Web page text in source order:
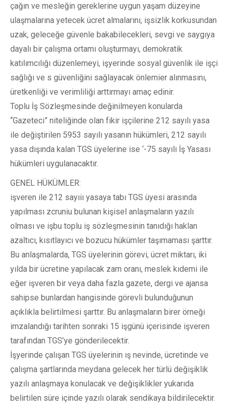
çağın ve mesleğin gereklerine uygun yaşam düzeyine
ulaşmalarına yetecek ücret almalarını, işsizlik korkusundan
uzak, geleceğe güvenle bakabilecekleri, sevgi ve saygıya
dayalı bir çalışma ortamı oluşturmayı, demokratik
katılımcılığı düzenlemeyi, işyerinde sosyal güvenlik ile işçi
sağlığı ve s güvenliğini sağlayacak önlemier alınmasını,
üretkenliği ve verimliliği arttırmayı amaç edinir.
Toplu İş Sözleşmesinde değinilmeyen konularda
‘‘Gazeteci” niteliğinde olan fikir işçilerine 212 sayılı yasa
ile değiştirilen 5953 sayılı yasanın hükümleri, 212 sayılı
yasa dışında kalan TGS üyelerine ise ‘-75 sayılı İş Yasası
hükümleri uygulanacaktır.
GENEL HÜKÜMLER:
işveren ile 212 sayıiı yasaya tabı TGS üyesi arasında
yapılması zcruniu bulunan kişisel anlaşmaların yazılı
olması ve işbu toplu iş sözleşmesinin tanıdığı haklan
azaltıcı, kısıtlayıcı ve bozucu hükümler taşımaması şarttır.
Bu anlaşmalarda, TGS üyelerinin görevi, ücret miktarı, iki
yılda bir ücretine yapılacak zam oranı, meslek kıdemi ile
eğer işveren bir veya daha fazla gazete, dergi ve ajansa
sahipse bunlardan hangisinde görevli bulunduğunun
açıklıkla belirtilmesi şarttır. Bu anlaşmaların birer örneği
imzalandığı tarihten sonraki 15 işgünü içerisinde işveren
tarafından TGS’ye gönderilecektir.
İşyerinde çalışan TGS üyelerinin ış nevinde, ücretinde ve
çalışma şartlarında meydana gelecek her türlü değişiklik
yazılı anlaşmaya konulacak ve değişiklikler yukarıda
belirtilen süre içinde yazılı olarak sendikaya bildirilecektir.